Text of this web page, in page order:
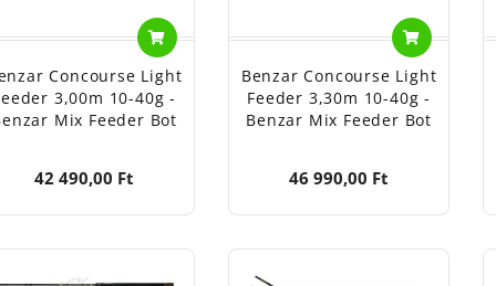
Concourse Light
3,00m 10-40g -
Mix Feeder Bot
42 490,00 Ft
Benzar Concourse Light
Feeder 3,30m 10-40g -
Benzar Mix Feeder Bot
46 990,00 Ft